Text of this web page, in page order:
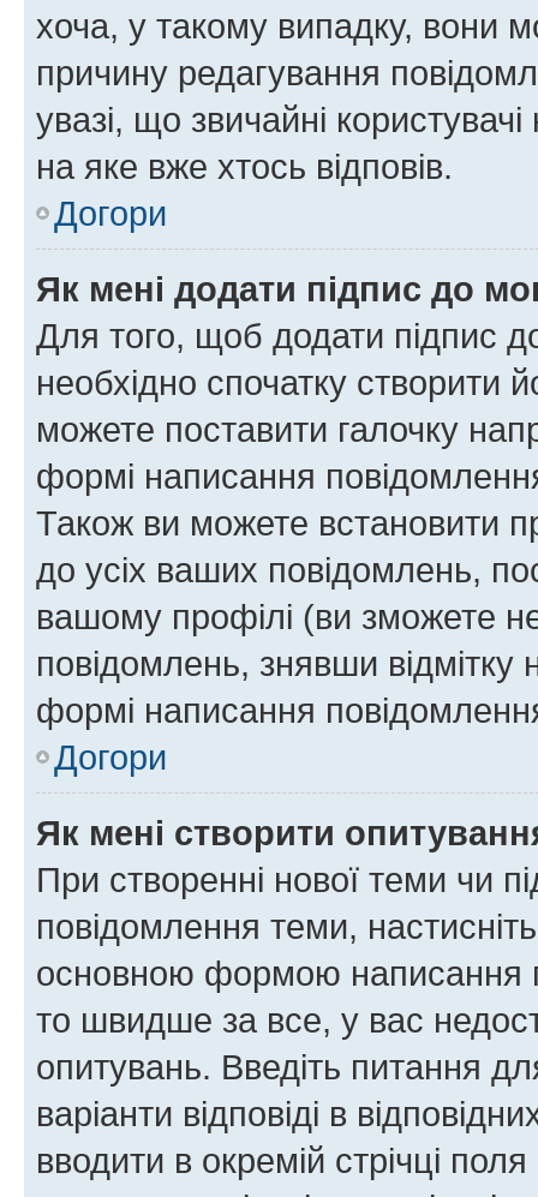
хоча, у такому випадку, вони
причину редагування
увазі, що звичайні
на яке вже хтось відповів.
Догори
Як мені додати підпис до
Для того, щоб додати підпис
необхідно спочатку створити
можете поставити галочку
формі написання
Також ви можете встановити
до усіх ваших повідомлень,
вашому профілі (ви зможете
повідомлень, знявши відмітку
формі написання
Догори
Як мені створити
При створенні нової теми чи
повідомлення теми,
основною формою написання
то швидше за все, у вас
опитувань. Введіть питання
варіанти відповіді в
вводити в окремій стрічці